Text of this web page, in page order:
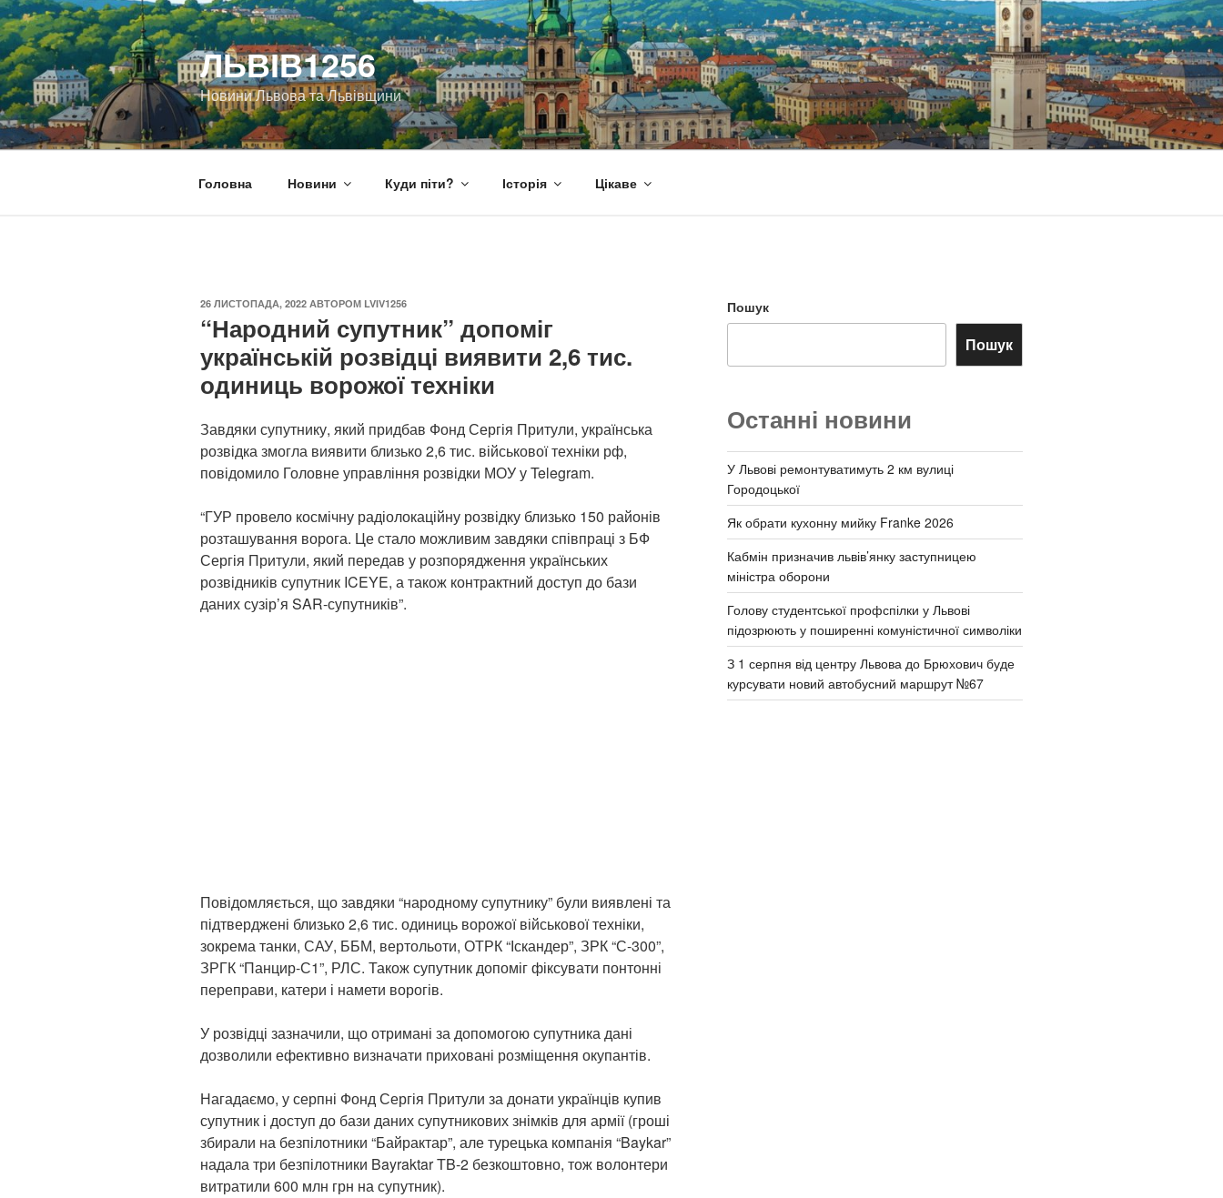
Перейти
до
вмісту
ЛЬВІВ1256
Новини Львова та Львівщини
Головна Новини Куди піти? Історія Цікаве
ОПУБЛІКОВАНО
26 ЛИСТОПАДА, 2022 АВТОРОМ LVIV1256
“Народний супутник” допоміг
українській розвідці виявити 2,6 тис.
одиниць ворожої техніки
Завдяки супутнику, який придбав Фонд Сергія Притули, українська
розвідка змогла виявити близько 2,6 тис. військової техніки рф,
повідомило Головне управління розвідки МОУ у Telegram.
“ГУР провело космічну радіолокаційну розвідку близько 150 районів
розташування ворога. Це стало можливим завдяки співпраці з БФ
Сергія Притули, який передав у розпорядження українських
розвідників супутник ICEYE, а також контрактний доступ до бази
даних сузір’я SAR-супутників”.
Повідомляється, що завдяки “народному супутнику” були виявлені та
підтверджені близько 2,6 тис. одиниць ворожої військової техніки,
зокрема танки, САУ, ББМ, вертольоти, ОТРК “Іскандер”, ЗРК “С-300”,
ЗРГК “Панцир-С1”, РЛС. Також супутник допоміг фіксувати понтонні
переправи, катери і намети ворогів.
У розвідці зазначили, що отримані за допомогою супутника дані
дозволили ефективно визначати приховані розміщення окупантів.
Нагадаємо, у серпні Фонд Сергія Притули за донати українців купив
супутник і доступ до бази даних супутникових знімків для армії (гроші
збирали на безпілотники “Байрактар”, але турецька компанія “Baykar”
надала три безпілотники Bayraktar TB-2 безкоштовно, тож волонтери
витратили 600 млн грн на супутник).
Пошук
Пошук
Останні новини
У Львові ремонтуватимуть 2 км вулиці
Городоцької
Як обрати кухонну мийку Franke 2026
Кабмін призначив львів’янку заступницею
міністра оборони
Голову студентської профспілки у Львові
підозрюють у поширенні комуністичної символіки
З 1 серпня від центру Львова до Брюхович буде
курсувати новий автобусний маршрут №67